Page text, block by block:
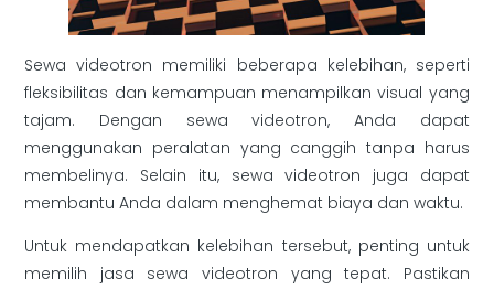
Sewa videotron memiliki beberapa kelebihan, seperti
fleksibilitas dan kemampuan menampilkan visual yang
tajam. Dengan sewa videotron, Anda dapat
menggunakan peralatan yang canggih tanpa harus
membelinya. Selain itu, sewa videotron juga dapat
membantu Anda dalam menghemat biaya dan waktu.
Untuk mendapatkan kelebihan tersebut, penting untuk
memilih jasa sewa videotron yang tepat. Pastikan